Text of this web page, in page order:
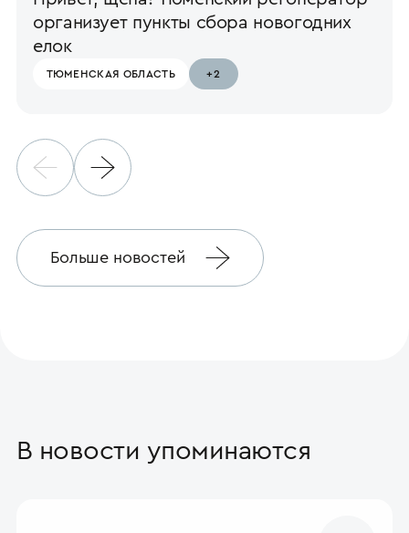
организует пункты сбора новогодних
елок
ТЮМЕНСКАЯ ОБЛАСТЬ +2
Больше новостей
В новости упоминаются